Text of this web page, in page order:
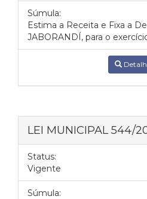
Súmula:
Estima a Receita e Fixa a
JABORANDÍ, para o
LEI MUNICIPAL 544/
Status:
Vigente
Súmula: